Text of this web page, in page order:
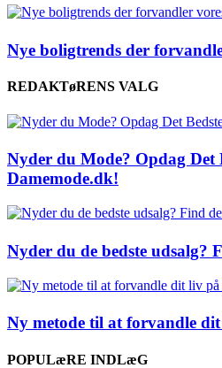
Nye boligtrends der
REDAKTøRENS VALG
Nyder du Mode? Opdag Det
Damemode.dk!
Nyder du de bedste udsalg?
Ny metode til at forvandle
POPULæRE INDLæG